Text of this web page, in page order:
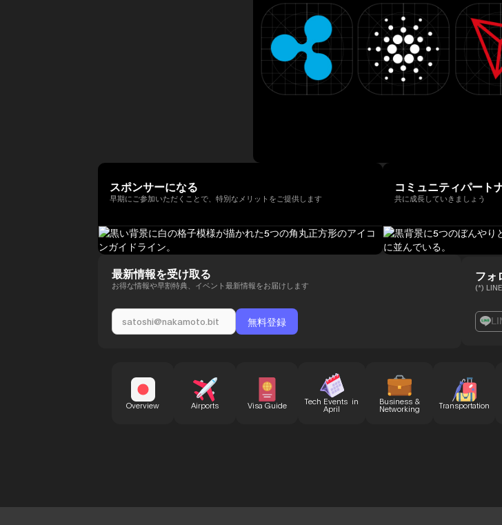
スポンサーになる
早期にご参加いただくことで、特別なメリットをご提供します
コミュニティパート
共に成長していきましょう
最新情報を受け取る
お得な情報や早割特典、イベント最新情報をお届けします
フォ
(*)
Overview Airports Visa Guide Tech Events in
April
Business &
Networking Transportation